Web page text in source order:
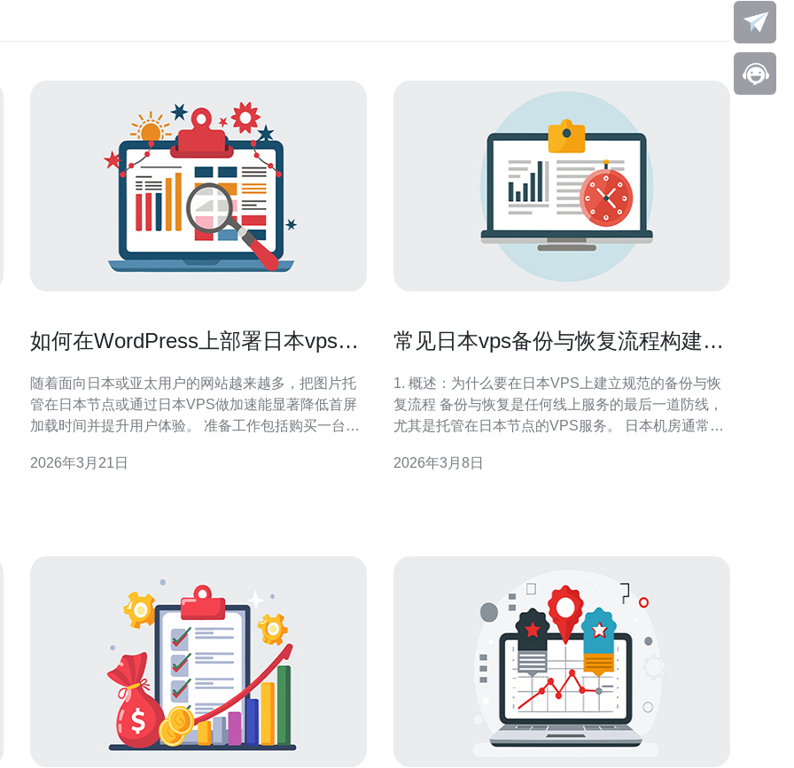
如何在WordPress上部署日本vps图
随着面向日本或亚太用户的网站越来越多，把图片托
管在日本节点或通过日本VPS做加速能显著降低首屏
加载时间并提升用户体验。 准备工作包括购买一台日
中添加子域名用于图片加速，例如 img.yoursite.com，
2026年3月21日
常见日本vps备份与恢复流程构建确
1. 概述：为什么要在日本VPS上建立规范的备份与恢
复流程 备份与恢复是任何线上服务的最后一道防线，
尤其是托管在日本节点的VPS服务。 日本机房通常提
障风险。 通过明确的备份策略可以在数据损坏、误删
2026年3月8日